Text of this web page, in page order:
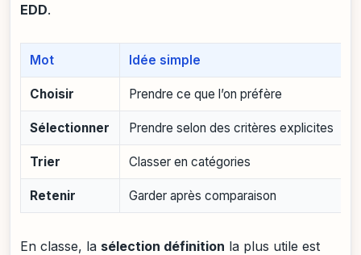
EDD.
Mot Idée simple
Choisir Prendre ce que l’on préfère
Sélectionner Prendre selon des critères explicites
Trier Classer en catégories
Retenir Garder après comparaison
En classe, la sélection définition la plus utile est